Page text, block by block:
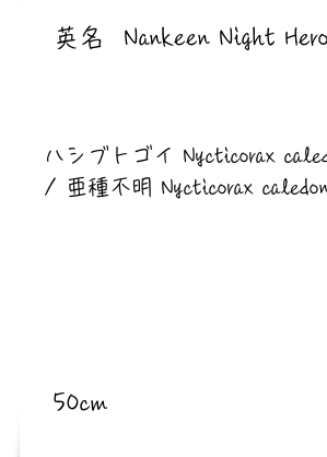
英名 Nankeen Night
ハシブトゴイ Nycticorax
/ 亜種不明 Nycticorax
50cm